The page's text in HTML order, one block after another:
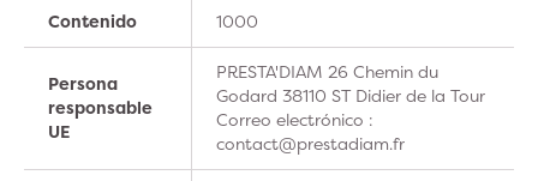
Contenido 1000
Persona
responsable
UE
PRESTA'DIAM 26 Chemin du
Godard 38110 ST Didier de la Tour
Correo electrónico :
contact@prestadiam.fr